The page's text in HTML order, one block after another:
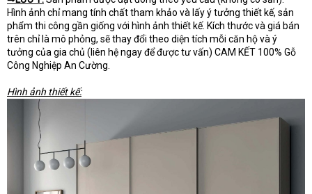
Hình ảnh chỉ mang tính chất tham khảo và lấy ý tưởng thiết kế, sản
phẩm thi công gần giống với hình ảnh thiết kế. Kích thước và giá bán
trên chỉ là mô phỏng, sẽ thay đổi theo diện tích mỗi căn hộ và ý
tưởng của gia chủ (liên hệ ngay để được tư vấn) CAM KẾT 100% Gỗ
Công Nghiệp An Cường.
Hình ảnh thiết kế: